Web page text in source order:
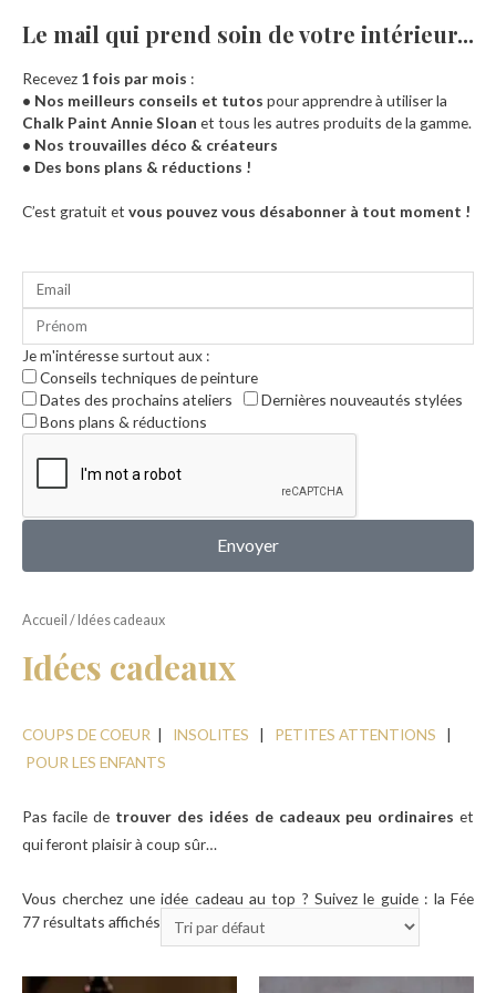
Accueil
Accueil / Idées cadeaux
Idées cadeaux
COUPS DE COEUR | INSOLITES | PETITES ATTENTIONS |
POUR LES ENFANTS
Pas facile de trouver des idées de cadeaux peu ordinaires et
qui feront plaisir à coup sûr…
Vous cherchez une idée cadeau au top ? Suivez le guide : la Fée
Caséine va vous la donner !
Adepte de déco et du style vintage, sans cesse à la recherche
77 résultats affichés
Le mail qui prend soin de votre intérieur...​
Recevez 1 fois par mois :
• Nos meilleurs conseils et tutos pour apprendre à utiliser la
Chalk Paint Annie Sloan et tous les autres produits de la gamme.
• Nos trouvailles déco & créateurs
• Des bons plans & réductions !
C’est gratuit et vous pouvez vous désabonner à tout moment !
Je m'intéresse surtout aux :
Conseils techniques de peinture
Dates des prochains ateliers
Dernières nouveautés stylées
Bons plans & réductions
Envoyer